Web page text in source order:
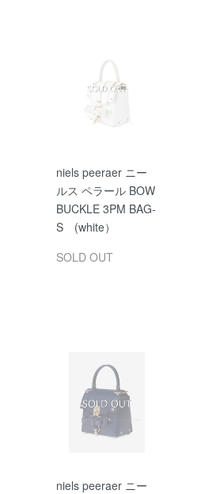
niels peeraer ニー
ルス ペラール BOW
BUCKLE 3PM BAG-
S (white）
SOLD OUT
niels peeraer ニー